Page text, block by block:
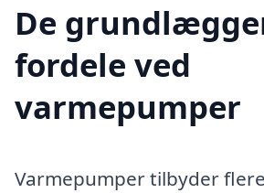
De
fordele ved
varmepumper
Varmepumper tilbyder